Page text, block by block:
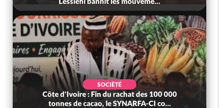
SOCIÉTÉ
Côte d'Ivoire : Fin du rachat des 100 000
tonnes de cacao, le SYNARFA-CI co...